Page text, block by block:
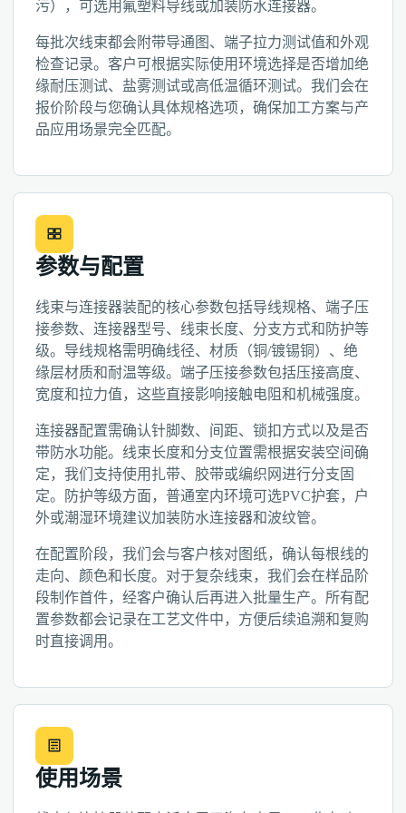
污），可选用氟塑料导线或加装防水连接器。
每批次线束都会附带导通图、端子拉力测试值和外观
检查记录。客户可根据实际使用环境选择是否增加绝
缘耐压测试、盐雾测试或高低温循环测试。我们会在
报价阶段与您确认具体规格选项，确保加工方案与产
品应用场景完全匹配。
参数与配置
线束与连接器装配的核心参数包括导线规格、端子压
接参数、连接器型号、线束长度、分支方式和防护等
级。导线规格需明确线径、材质（铜/镀锡铜）、绝
缘层材质和耐温等级。端子压接参数包括压接高度、
宽度和拉力值，这些直接影响接触电阻和机械强度。
连接器配置需确认针脚数、间距、锁扣方式以及是否
带防水功能。线束长度和分支位置需根据安装空间确
定，我们支持使用扎带、胶带或编织网进行分支固
定。防护等级方面，普通室内环境可选PVC护套，户
外或潮湿环境建议加装防水连接器和波纹管。
在配置阶段，我们会与客户核对图纸，确认每根线的
走向、颜色和长度。对于复杂线束，我们会在样品阶
段制作首件，经客户确认后再进入批量生产。所有配
置参数都会记录在工艺文件中，方便后续追溯和复购
时直接调用。
使用场景